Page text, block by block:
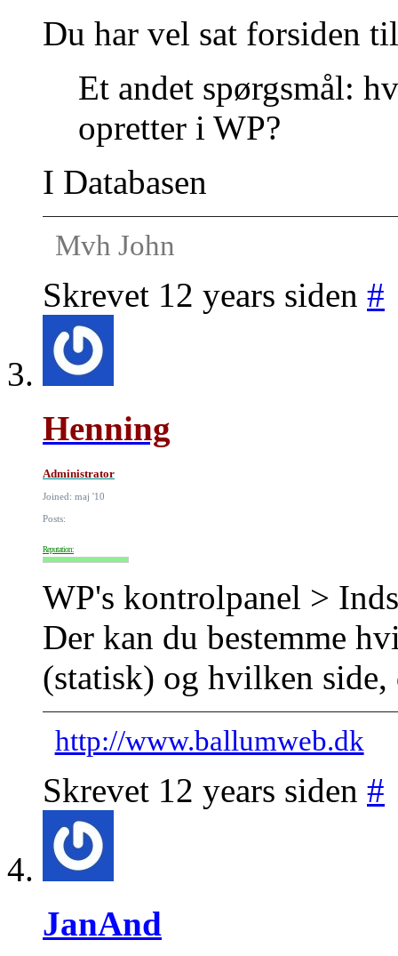
Du har vel sat forsiden
Et andet spørgsmål:
opretter i WP?
I Databasen
Mvh John
Skrevet 12 years siden #
Henning
Administrator
Joined: maj '10
Posts:
Reputation:
WP's kontrolpanel >
Der kan du bestemme
(statisk) og hvilken
http://www.ballumweb.dk
Skrevet 12 years siden #
JanAnd